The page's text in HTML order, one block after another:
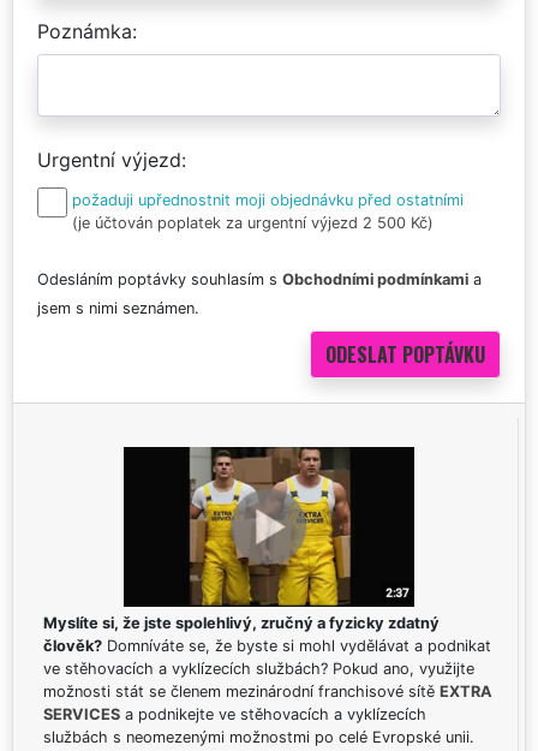
Poznámka
Urgentní výjezd
požaduji upřednostnit moji objednávku před ostatními
(je účtován poplatek za urgentní výjezd 2 500 Kč)
Odesláním poptávky souhlasím s Obchodními podmínkami a
jsem s nimi seznámen.
Myslíte si, že jste spolehlivý, zručný a fyzicky zdatný
člověk? Domníváte se, že byste si mohl vydělávat a podnikat
ve stěhovacích a vyklízecích službách? Pokud ano, využijte
možnosti stát se členem mezinárodní franchisové sítě EXTRA
SERVICES a podnikejte ve stěhovacích a vyklízecích
službách s neomezenými možnostmi po celé Evropské unii.